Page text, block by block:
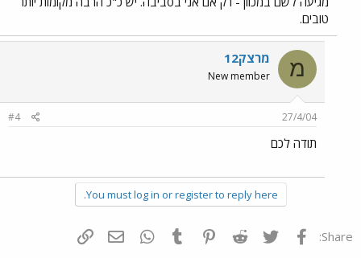
טובים.
מ מרצק12
New member
27/4/04
#4
תודה לכם
You must log in or register to reply here.
Share: פייסבוק Twitter
Reddit
Pinterest
Tumblr
WhatsAppדואר אלקטרוני